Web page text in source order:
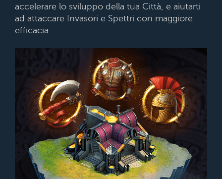
accelerare lo sviluppo della tua Città, e aiutarti
ad attaccare Invasori e Spettri con maggiore
efficacia.